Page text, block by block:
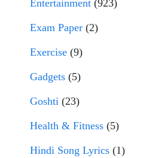
Entertainment (923)
Exam Paper (2)
Exercise (9)
Gadgets (5)
Goshti (23)
Health & Fitness (5)
Hindi Song Lyrics (1)